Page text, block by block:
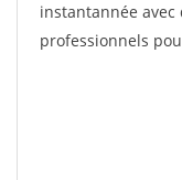
instantannée
professionnels